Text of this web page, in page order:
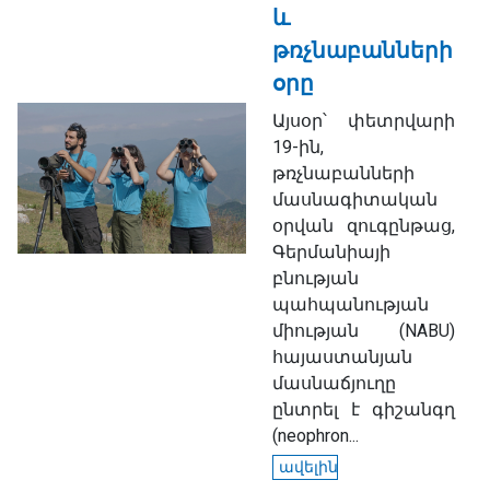
և
թռչնաբանների
օրը
Այսօր՝ փետրվարի
19-ին,
թռչնաբանների
մասնագիտական
օրվան զուգընթաց,
Գերմանիայի
բնության
պահպանության
միության (NABU)
հայաստանյան
մասնաճյուղը
ընտրել է գիշանգղ
(neophron...
ավելին